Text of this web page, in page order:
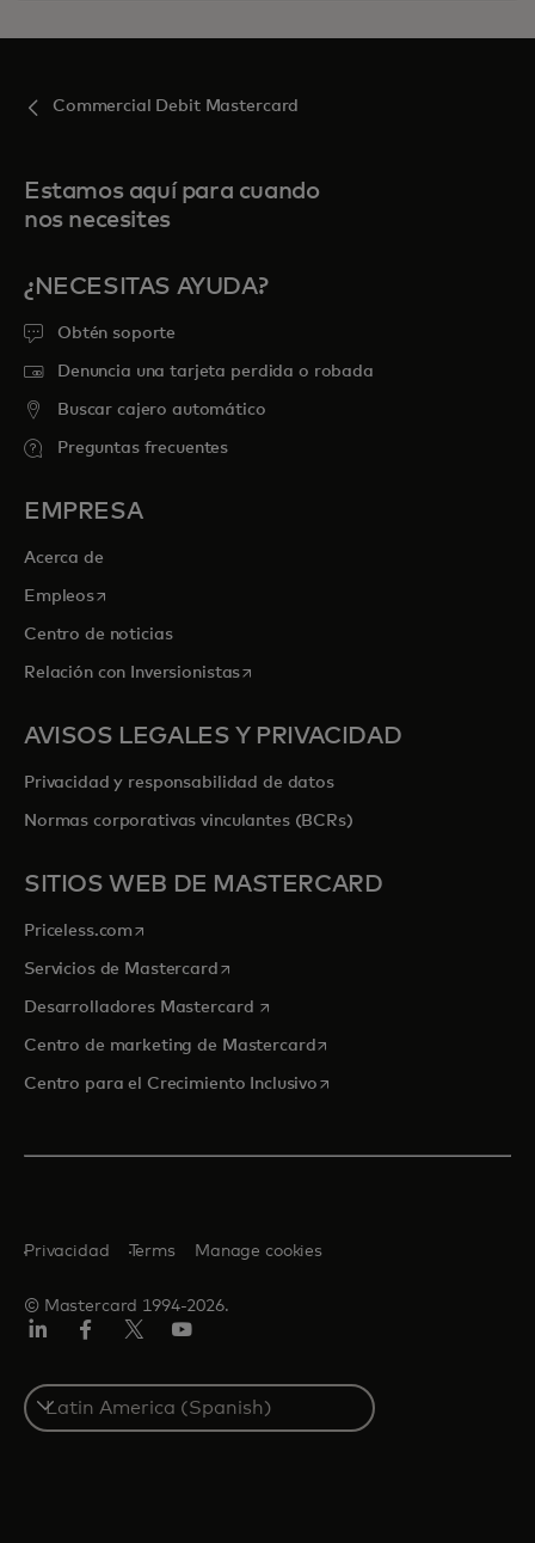
Commercial Debit Mastercard
Estamos aquí para cuando
nos necesites
¿NECESITAS AYUDA?
Obtén soporte
Denuncia una tarjeta perdida o robada
Buscar cajero automático
Preguntas frecuentes
EMPRESA
Acerca de
Empleosse abre en una pestaña nueva
Centro de noticias
Relación con Inversionistasse abre en una pestaña nueva
AVISOS LEGALES Y PRIVACIDAD
Privacidad y responsabilidad de datos
Normas corporativas vinculantes (BCRs)
SITIOS WEB DE MASTERCARD
Priceless.com se abre en una pestaña nueva
Servicios de Mastercardse abre en una pestaña nueva
Desarrolladores Mastercard se abre en una pestaña nueva
Centro de marketing de Mastercardse abre en una pestaña
Centro para el Crecimiento Inclusivose abre en una pestaña
© Mastercard 1994-2026.
Privacidad Terms Manage cookies
Select
a
country